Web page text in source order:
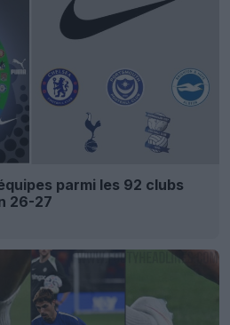
parmi les 92 clubs
26-27